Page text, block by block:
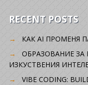
RECENT POSTS
КАК AI ПРОМЕНЯ
ОБРАЗОВАНИЕ ЗА
ИЗКУСТВЕНИЯ
VIBE CODING: